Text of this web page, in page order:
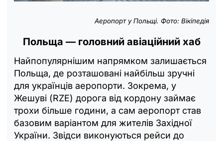
Аеропорт у Польщі. Фото: Вікіпедія
Польща — головний авіаційний хаб
Найпопулярнішим напрямком залишається
Польща, де розташовані найбільш зручні
для українців аеропорти. Зокрема, у
Жешуві (RZE) дорога від кордону займає
трохи більше години, а сам аеропорт став
базовим варіантом для жителів Західної
України. Звідси виконуються рейси до